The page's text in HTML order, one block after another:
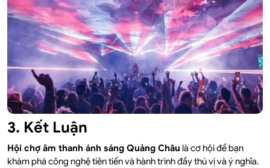
3. Kết Luận
Hội chợ âm thanh ánh sáng Quảng Châu là cơ hội để bạn
khám phá công nghệ tiên tiến và hành trình đầy thú vị và ý nghĩa.